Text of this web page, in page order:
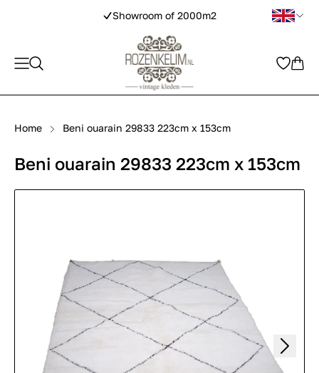
Showroom of 2000m2
Home Beni ouarain 29833 223cm x 153cm
Beni ouarain 29833 223cm x 153cm